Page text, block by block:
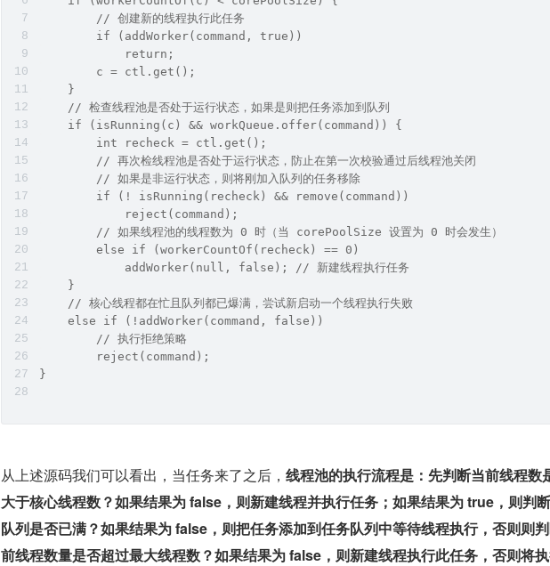
        // 创建新的线程执行此任务
        if (addWorker(command, true))
            return;
        c = ctl.get();
    }
    // 检查线程池是否处于运行状态，如果是则把任务添加到队列
    if (isRunning(c) && workQueue.offer(command)) {
        int recheck = ctl.get();
        // 再次检线程池是否处于运行状态，防止在第一次校验通过后线程池关闭
        // 如果是非运行状态，则将刚加入队列的任务移除
        if (! isRunning(recheck) && remove(command))
            reject(command);
        // 如果线程池的线程数为 0 时（当 corePoolSize 设置为 0 时会发生）
        else if (workerCountOf(recheck) == 0)
            addWorker(null, false); // 新建线程执行任务
    }
    // 核心线程都在忙且队列都已爆满，尝试新启动一个线程执行失败
    else if (!addWorker(command, false))
        // 执行拒绝策略
        reject(command);
}
从上述源码我们可以看出，当任务来了之后， 线程池的执行流程是：先判断当前线程数
大于核心线程数？如果结果为 false，则新建线程并执行任务；如果结果为 true，则判
队列是否已满？如果结果为 false，则把任务添加到任务队列中等待线程执行，否则则
前线程数量是否超过最大线程数？如果结果为 false，则新建线程执行此任务，否则将